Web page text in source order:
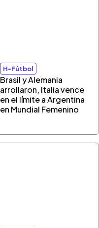
H-Fútbol
Brasil y Alemania
arrollaron, Italia vence
en el límite a Argentina
en Mundial Femenino